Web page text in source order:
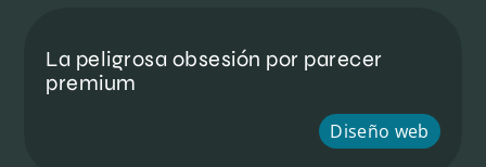
La peligrosa obsesión por parecer
premium
Diseño web